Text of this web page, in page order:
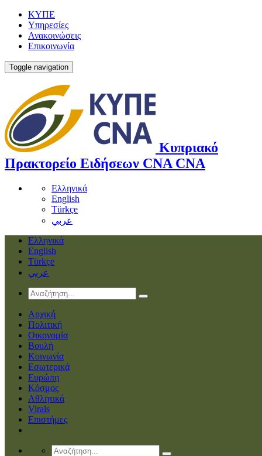
ΚΥΠΕ
Υπηρεσίες
Ανακοινώσεις
Επικοινωνία
Toggle navigation
Κυπριακό
Πρακτορείο Ειδήσεων CNA CNA
Ελληνικά
English
Türkçe
عربي
Ελληνικά
English
Türkçe
عربي
Αρχική
Πολιτική
Οικονομία
Βουλή
Κοινωνία
Εσωτερικά
Ευρώπη
Κόσμος
Αθλητικά
Virals
Επιστήμες